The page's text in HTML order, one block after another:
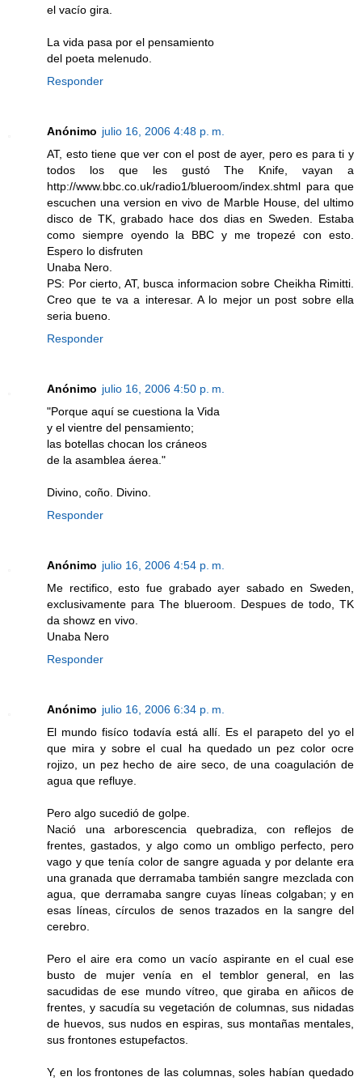
el vacío gira.
La vida pasa por el pensamiento
del poeta melenudo.
Responder
Anónimo julio 16, 2006 4:48 p. m.
AT, esto tiene que ver con el post de ayer, pero es para ti y
todos los que les gustó The Knife, vayan a
http://www.bbc.co.uk/radio1/blueroom/index.shtml para que
escuchen una version en vivo de Marble House, del ultimo
disco de TK, grabado hace dos dias en Sweden. Estaba
como siempre oyendo la BBC y me tropezé con esto.
Espero lo disfruten
Unaba Nero.
PS: Por cierto, AT, busca informacion sobre Cheikha Rimitti.
Creo que te va a interesar. A lo mejor un post sobre ella
seria bueno.
Responder
Anónimo julio 16, 2006 4:50 p. m.
"Porque aquí se cuestiona la Vida
y el vientre del pensamiento;
las botellas chocan los cráneos
de la asamblea áerea."
Divino, coño. Divino.
Responder
Anónimo julio 16, 2006 4:54 p. m.
Me rectifico, esto fue grabado ayer sabado en Sweden,
exclusivamente para The blueroom. Despues de todo, TK
da showz en vivo.
Unaba Nero
Responder
Anónimo julio 16, 2006 6:34 p. m.
El mundo fisíco todavía está allí. Es el parapeto del yo el
que mira y sobre el cual ha quedado un pez color ocre
rojizo, un pez hecho de aire seco, de una coagulación de
agua que refluye.
Pero algo sucedió de golpe.
Nació una arborescencia quebradiza, con reflejos de
frentes, gastados, y algo como un ombligo perfecto, pero
vago y que tenía color de sangre aguada y por delante era
una granada que derramaba también sangre mezclada con
agua, que derramaba sangre cuyas líneas colgaban; y en
esas líneas, círculos de senos trazados en la sangre del
cerebro.
Pero el aire era como un vacío aspirante en el cual ese
busto de mujer venía en el temblor general, en las
sacudidas de ese mundo vítreo, que giraba en añicos de
frentes, y sacudía su vegetación de columnas, sus nidadas
de huevos, sus nudos en espiras, sus montañas mentales,
sus frontones estupefactos.
Y, en los frontones de las columnas, soles habían quedado